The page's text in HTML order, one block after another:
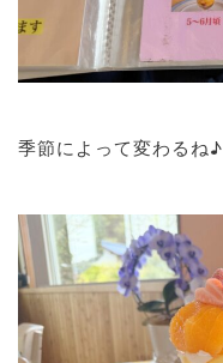
季節によって変わるね♪